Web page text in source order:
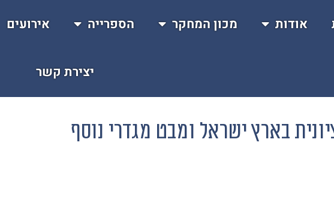
אודות מכון המחקר הספרייה אירועים
יצירת קשר
בארץ ישראל ומבט מגדרי נוסף